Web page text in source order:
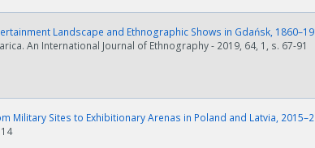
Landscape and Ethnographic Shows in Gdańsk,
An International Journal of Ethnography - 2019, 64, 1, s. 67-91
Military Sites to Exhibitionary Arenas in Poland and Latvia,